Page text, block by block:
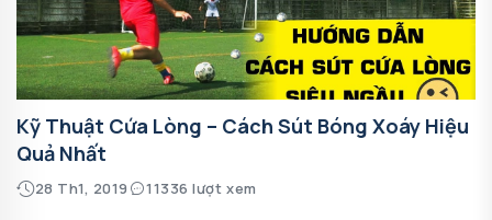
Kỹ Thuật Cứa Lòng – Cách Sút Bóng Xoáy Hiệu
Quả Nhất
28 Th1, 2019 11336 lượt xem